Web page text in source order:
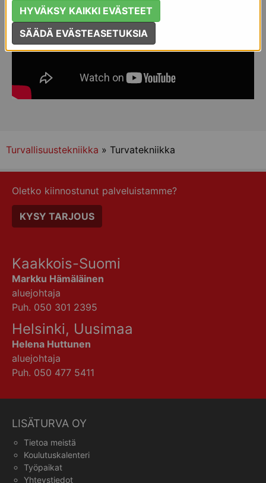
Turvallisuustekniikka » Turvatekniikka
Oletko kiinnostunut palveluistamme?
KYSY TARJOUS
Kaakkois-Suomi
Markku Hämäläinen
aluejohtaja
Puh. 050 301 2395
Helsinki, Uusimaa
Helena Huttunen
aluejohtaja
Puh. 050 477 5411
LISÄTURVA OY
Tietoa meistä
Koulutuskalenteri
Työpaikat
Yhteystiedot
HYVÄKSY KAIKKI EVÄSTEET
SÄÄDÄ EVÄSTEASETUKSIA